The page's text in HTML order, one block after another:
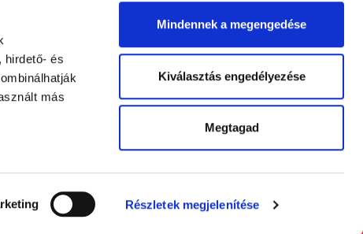
hirdető- és
más
Részletek megjelenítése
Mindennek a megengedése
Kiválasztás engedélyezése
Megtagad